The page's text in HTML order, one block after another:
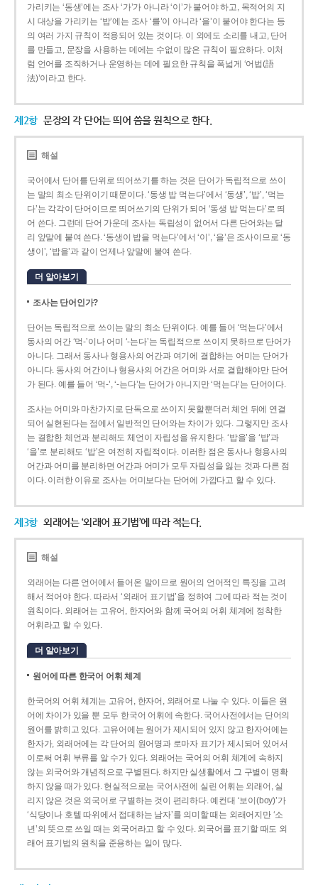
가리키는 ‘동생’에는 조사 ‘가’가 아니라 ‘이’가 붙어야 하고, 목적어의 지
시 대상을 가리키는 ‘밥’에는 조사 ‘를’이 아니라 ‘을’이 붙어야 한다는 등
의 여러 가지 규칙이 적용되어 있는 것이다. 이 외에도 소리를 내고, 단어
를 만들고, 문장을 사용하는 데에는 수없이 많은 규칙이 필요하다. 이처
럼 언어를 조직하거나 운영하는 데에 필요한 규칙을 폭넓게 ‘어법(語
法)’이라고 한다.
제2항 문장의 각 단어는 띄어 씀을 원칙으로 한다.
해설
국어에서 단어를 단위로 띄어쓰기를 하는 것은 단어가 독립적으로 쓰이
는 말의 최소 단위이기 때문이다. ‘동생 밥 먹는다’에서 ‘동생’, ‘밥’, ‘먹는
다’는 각각이 단어이므로 띄어쓰기의 단위가 되어 ‘동생 밥 먹는다’로 띄
어 쓴다. 그런데 단어 가운데 조사는 독립성이 없어서 다른 단어와는 달
리 앞말에 붙여 쓴다. ‘동생이 밥을 먹는다’에서 ‘이’, ‘을’은 조사이므로 ‘동
생이’, ‘밥을’과 같이 언제나 앞말에 붙여 쓴다.
더 알아보기
조사는 단어인가?
단어는 독립적으로 쓰이는 말의 최소 단위이다. 예를 들어 ‘먹는다’에서
동사의 어간 ‘먹-­’이나 어미 ‘­-는다’는 독립적으로 쓰이지 못하므로 단어가
아니다. 그래서 동사나 형용사의 어간과 여기에 결합하는 어미는 단어가
아니다. 동사의 어간이나 형용사의 어간은 어미와 서로 결합해야만 단어
가 된다. 예를 들어 ‘먹-’, ‘-는다’는 단어가 아니지만 ‘먹는다’는 단어이다.
조사는 어미와 마찬가지로 단독으로 쓰이지 못할뿐더러 체언 뒤에 연결
되어 실현된다는 점에서 일반적인 단어와는 차이가 있다. 그렇지만 조사
는 결합한 체언과 분리해도 체언이 자립성을 유지한다. ‘밥을’을 ‘밥’과
‘을’로 분리해도 ‘밥’은 여전히 자립적이다. 이러한 점은 동사나 형용사의
어간과 어미를 분리하면 어간과 어미가 모두 자립성을 잃는 것과 다른 점
이다. 이러한 이유로 조사는 어미보다는 단어에 가깝다고 할 수 있다.
제3항 외래어는 ‘외래어 표기법’에 따라 적는다.
해설
외래어는 다른 언어에서 들어온 말이므로 원어의 언어적인 특징을 고려
해서 적어야 한다. 따라서 ‘외래어 표기법’을 정하여 그에 따라 적는 것이
원칙이다. 외래어는 고유어, 한자어와 함께 국어의 어휘 체계에 정착한
어휘라고 할 수 있다.
더 알아보기
원어에 따른 한국어 어휘 체계
한국어의 어휘 체계는 고유어, 한자어, 외래어로 나눌 수 있다. 이들은 원
어에 차이가 있을 뿐 모두 한국어 어휘에 속한다. 국어사전에서는 단어의
원어를 밝히고 있다. 고유어에는 원어가 제시되어 있지 않고 한자어에는
한자가, 외래어에는 각 단어의 원어명과 로마자 표기가 제시되어 있어서
이로써 어휘 부류를 알 수가 있다. 외래어는 국어의 어휘 체계에 속하지
않는 외국어와 개념적으로 구별된다. 하지만 실생활에서 그 구별이 명확
하지 않을 때가 있다. 현실적으로는 국어사전에 실린 어휘는 외래어, 실
리지 않은 것은 외국어로 구별하는 것이 편리하다. 예컨대 ‘보이(boy)’가
‘식당이나 호텔 따위에서 접대하는 남자’를 의미할 때는 외래어지만 ‘소
년’의 뜻으로 쓰일 때는 외국어라고 할 수 있다. 외국어를 표기할 때도 외
래어 표기법의 원칙을 준용하는 일이 많다.